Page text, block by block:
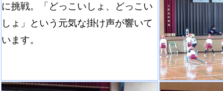
に挑戦。「どっこいしょ、どっこい
しょ」という元気な掛け声が響いて
います。